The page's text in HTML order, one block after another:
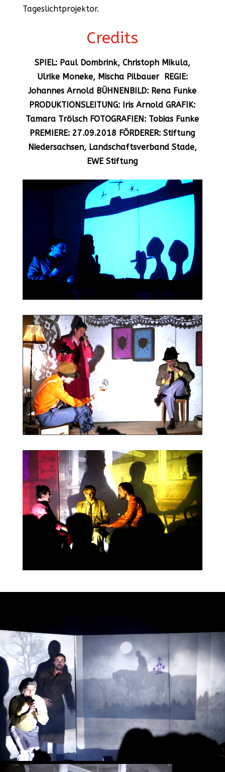
Tageslichtprojektor.
Credits
SPIEL: Paul Dombrink, Christoph Mikula,
Ulrike Moneke, Mischa Pilbauer REGIE:
Johannes Arnold BÜHNENBILD: Rena Funke
PRODUKTIONSLEITUNG: Iris Arnold GRAFIK:
Tamara Trölsch FOTOGRAFIEN: Tobias Funke
PREMIERE: 27.09.2018 FÖRDERER: Stiftung
Niedersachsen, Landschaftsverband Stade,
EWE Stiftung